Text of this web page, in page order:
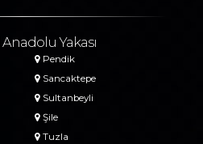
Yakası
Pendik
Sancaktepe
Sultanbeyli
Şile
Tuzla